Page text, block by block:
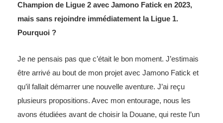
Champion de Ligue 2 avec Jamono Fatick en 2023,
mais sans rejoindre immédiatement la Ligue 1.
Pourquoi ?
Je ne pensais pas que c’était le bon moment. J’estimais
être arrivé au bout de mon projet avec Jamono Fatick et
qu’il fallait démarrer une nouvelle aventure. J’ai reçu
plusieurs propositions. Avec mon entourage, nous les
avons étudiées avant de choisir la Douane, qui reste l’un